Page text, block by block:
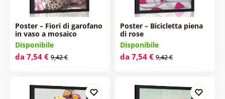
Poster – Fiori di garofano
in vaso a mosaico
Disponibile
da 7,54 € 9,42 €
Poster – Bicicletta piena
di rose
Disponibile
da 7,54 € 9,42 €